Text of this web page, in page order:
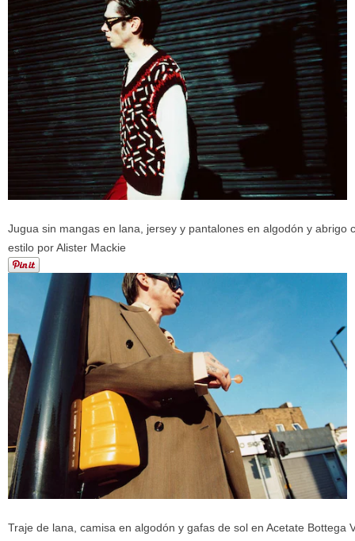
Jugua sin mangas en lana, jersey y pantalones en algodón y
estilo porAlister Mackie
Traje de lana, camisa en algodón y gafas de sol en Acetate Bottega